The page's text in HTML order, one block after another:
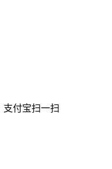
支付宝扫一扫